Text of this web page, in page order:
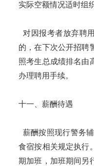
实际空额情况适时组
对因报考者放弃聘
的，在下次公开招聘
照考生总成绩排名由
办理聘用手续。
十一、薪酬待遇
薪酬按照现行警务
食宿按相关规定执行
期加班，加班期间另